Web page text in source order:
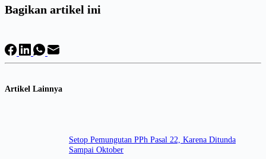
Bagikan artikel ini
Artikel Lainnya
Setop Pemungutan PPh Pasal 22, Karena Ditunda
Sampai Oktober